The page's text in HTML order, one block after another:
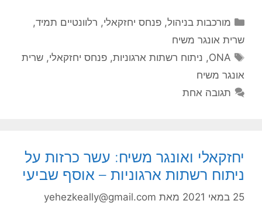
קטגוריות
מורכבות בניהול,פנחס יחזקאלי, רלוונטיים תמיד,
שרית אונגר משיח
תגיות
ONA
, ניתוח רשתות ארגוניות,פנחס יחזקאלי,שרית
אונגר משיח
תגובה אחת
יחזקאלי ואונגר משיח: עשר כרזות על
ניתוח רשתות ארגוניות – אוסף שביעי
25 במאי 2021 מאת yehezkeally@gmail.com